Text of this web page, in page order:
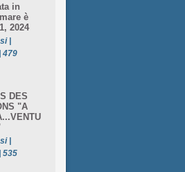
in
è
2024
|
479
DES
"A
|
535